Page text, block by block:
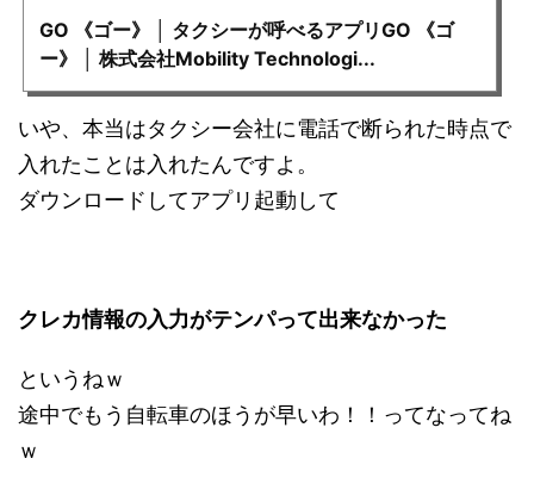
GO 《ゴー》 │ タクシーが呼べるアプリGO 《ゴ
ー》 │ 株式会社Mobility Technologi...
いや、本当はタクシー会社に電話で断られた時点で
入れたことは入れたんですよ。
ダウンロードしてアプリ起動して
クレカ情報の入力がテンパって出来なかった
というねｗ
途中でもう自転車のほうが早いわ！！ってなってね
ｗ